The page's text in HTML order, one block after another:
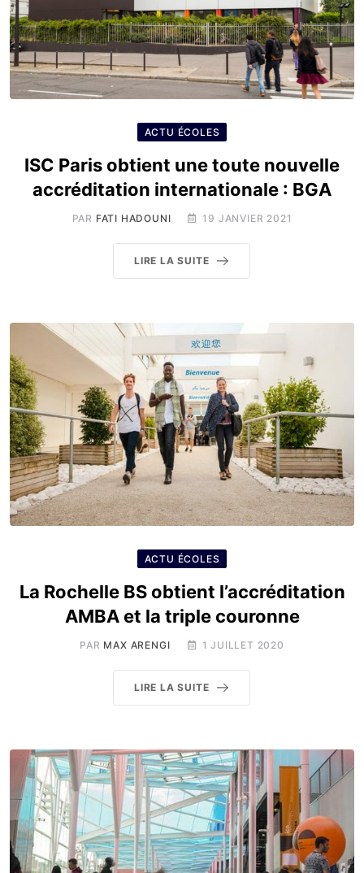
ACTU ÉCOLES
ISC Paris obtient une toute nouvelle
accréditation internationale : BGA
PAR FATI HADOUNI 19 JANVIER 2021
LIRE LA SUITE
ACTU ÉCOLES
La Rochelle BS obtient l’accréditation
AMBA et la triple couronne
PAR MAX ARENGI 1 JUILLET 2020
LIRE LA SUITE